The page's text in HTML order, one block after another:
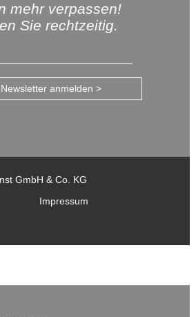
mehr verpassen!
Sie rechtzeitig.
anmelden >
GmbH & Co. KG
Impressum